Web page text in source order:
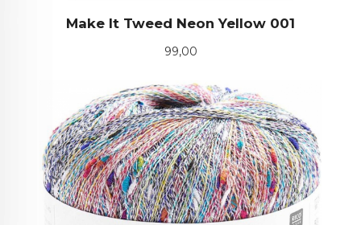
Make It Tweed Neon Yellow 001
Pris
99,00